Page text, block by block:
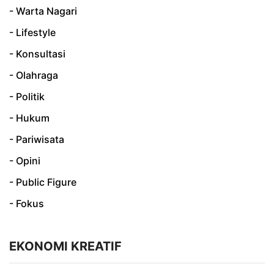
- Warta Nagari
- Lifestyle
- Konsultasi
- Olahraga
- Politik
- Hukum
- Pariwisata
- Opini
- Public Figure
- Fokus
EKONOMI KREATIF